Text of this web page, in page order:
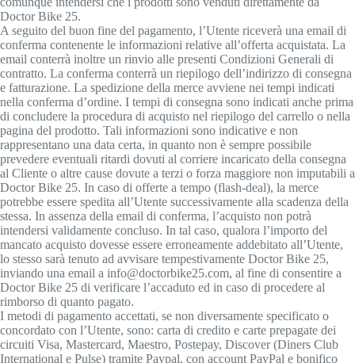
Doctor Bike 25.
A seguito del buon fine del pagamento, l’Utente riceverà una email di
conferma contenente le informazioni relative all’offerta acquistata. La
email conterrà inoltre un rinvio alle presenti Condizioni Generali di
contratto. La conferma conterrà un riepilogo dell’indirizzo di consegna
e fatturazione. La spedizione della merce avviene nei tempi indicati
nella conferma d’ordine. I tempi di consegna sono indicati anche prima
di concludere la procedura di acquisto nel riepilogo del carrello o nella
pagina del prodotto. Tali informazioni sono indicative e non
rappresentano una data certa, in quanto non è sempre possibile
prevedere eventuali ritardi dovuti al corriere incaricato della consegna
al Cliente o altre cause dovute a terzi o forza maggiore non imputabili a
Doctor Bike 25. In caso di offerte a tempo (flash-deal), la merce
potrebbe essere spedita all’Utente successivamente alla scadenza della
stessa. In assenza della email di conferma, l’acquisto non potrà
intendersi validamente concluso. In tal caso, qualora l’importo del
mancato acquisto dovesse essere erroneamente addebitato all’Utente,
lo stesso sarà tenuto ad avvisare tempestivamente Doctor Bike 25,
inviando una email a info@doctorbike25.com, al fine di consentire a
Doctor Bike 25 di verificare l’accaduto ed in caso di procedere al
rimborso di quanto pagato.
I metodi di pagamento accettati, se non diversamente specificato o
concordato con l’Utente, sono: carta di credito e carte prepagate dei
circuiti Visa, Mastercard, Maestro, Postepay, Discover (Diners Club
International e Pulse) tramite Paypal, con account PayPal e bonifico